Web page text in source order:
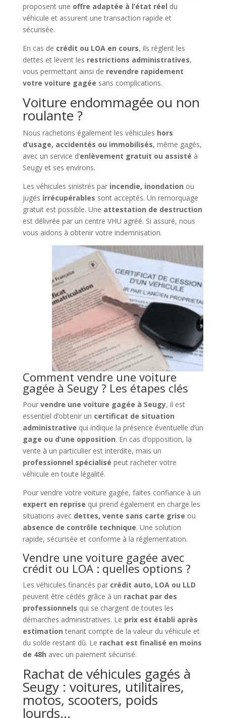
proposent une offre adaptée à l’état réel du
véhicule et assurent une transaction rapide et
sécurisée.
En cas de crédit ou LOA en cours, ils règlent les
dettes et lèvent les restrictions administratives,
vous permettant ainsi de revendre rapidement
votre voiture gagée sans complications.
Voiture endommagée ou non
roulante ?
Nous rachetons également les véhicules hors
d’usage, accidentés ou immobilisés, même gagés,
avec un service d’enlèvement gratuit ou assisté à
Seugy et ses environs.
Les véhicules sinistrés par incendie, inondation ou
jugés irrécupérables sont acceptés. Un remorquage
gratuit est possible. Une attestation de destruction
est délivrée par un centre VHU agréé. Si assuré, nous
vous aidons à obtenir votre indemnisation.
Comment vendre une voiture
gagée à Seugy ? Les étapes clés
Pour vendre une voiture gagée à Seugy, il est
essentiel d’obtenir un certificat de situation
administrative qui indique la présence éventuelle d’un
gage ou d’une opposition. En cas d’opposition, la
vente à un particulier est interdite, mais un
professionnel spécialisé peut racheter votre
véhicule en toute légalité.
Pour vendre votre voiture gagée, faites confiance à un
expert en reprise qui prend également en charge les
situations avec dettes, vente sans carte grise ou
absence de contrôle technique. Une solution
rapide, sécurisée et conforme à la réglementation.
Vendre une voiture gagée avec
crédit ou LOA : quelles options ?
Les véhicules financés par crédit auto, LOA ou LLD
peuvent être cédés grâce à un rachat par des
professionnels qui se chargent de toutes les
démarches administratives. Le prix est établi après
estimation tenant compte de la valeur du véhicule et
du solde restant dû. Le rachat est finalisé en moins
de 48h avec un paiement sécurisé.
Rachat de véhicules gagés à
Seugy : voitures, utilitaires,
motos, scooters, poids
lourds…